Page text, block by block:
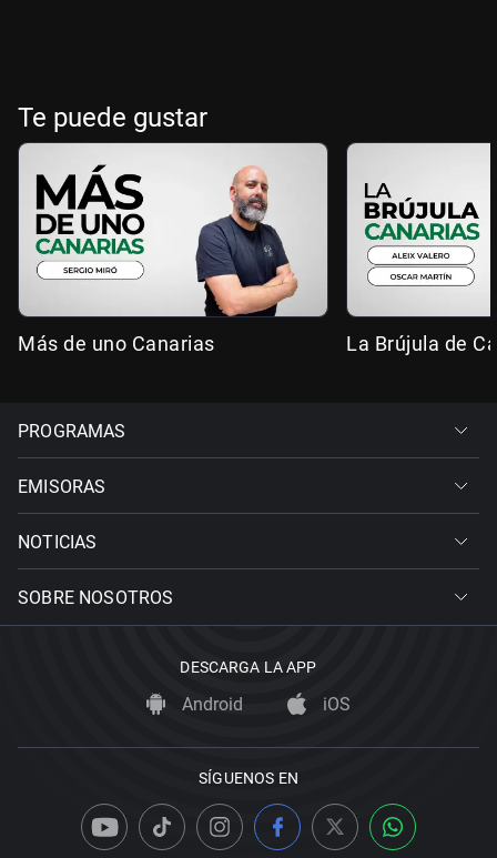
Te puede gustar
Más de uno Canarias La Brújula de
PROGRAMAS
EMISORAS
NOTICIAS
SOBRE NOSOTROS
DESCARGA LA APP
Android iOS
SÍGUENOS EN